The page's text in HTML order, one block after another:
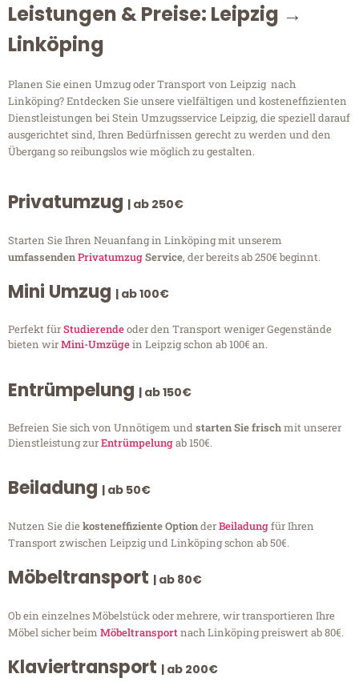
Leistungen & Preise: Leipzig →
Linköping
Planen Sie einen Umzug oder Transport von Leipzig nach
Linköping? Entdecken Sie unsere vielfältigen und kosteneffizienten
Dienstleistungen bei Stein Umzugsservice Leipzig, die speziell darauf
ausgerichtet sind, Ihren Bedürfnissen gerecht zu werden und den
Übergang so reibungslos wie möglich zu gestalten.
Privatumzug | ab 250€
Starten Sie Ihren Neuanfang in Linköping mit unserem
umfassendenPrivatumzugService, der bereits ab 250€ beginnt.
Mini Umzug | ab 100€
Perfekt fürStudierendeoder den Transport weniger Gegenstände
bieten wirMini-Umzügein Leipzig schon ab 100€ an.
Entrümpelung | ab 150€
Befreien Sie sich von Unnötigem undstarten Sie frischmit unserer
Dienstleistung zurEntrümpelungab 150€.
Beiladung | ab 50€
Nutzen Sie diekosteneffiziente OptionderBeiladungfür Ihren
Transport zwischen Leipzig und Linköping schon ab 50€.
Möbeltransport | ab 80€
Ob ein einzelnes Möbelstück oder mehrere, wir transportieren Ihre
Möbel sicher beim Möbeltransportnach Linköping preiswert ab 80€.
Klaviertransport | ab 200€